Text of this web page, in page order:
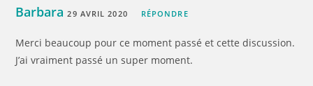
Barbara 29 AVRIL 2020 RÉPONDRE
Merci beaucoup pour ce moment passé et cette discussion.
J’ai vraiment passé un super moment.